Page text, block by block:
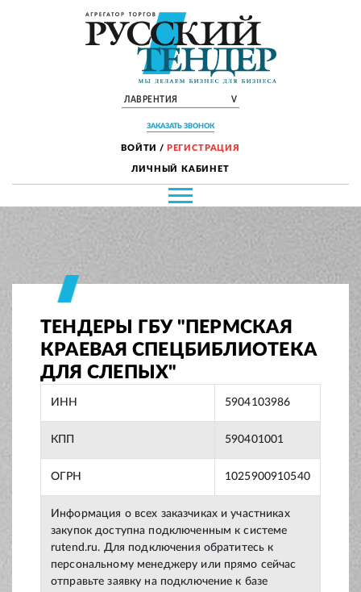
ЛАВРЕНТИЯ V
ЗАКАЗАТЬ ЗВОНОК
ВОЙТИ / РЕГИСТРАЦИЯ
ЛИЧНЫЙ КАБИНЕТ
ТЕНДЕРЫ ГБУ "ПЕРМСКАЯ
КРАЕВАЯ СПЕЦБИБЛИОТЕКА
ДЛЯ СЛЕПЫХ"
ИНН 5904103986
КПП 590401001
ОГРН 1025900910540
Информация о всех заказчиках и участниках
закупок доступна подключенным к системе
rutend.ru. Для подключения обратитесь к
персональному менеджеру или прямо сейчас
отправьте заявку на подключение к базе